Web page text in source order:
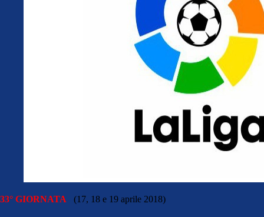
33° GIORNATA (17, 18 e 19 aprile 2018)